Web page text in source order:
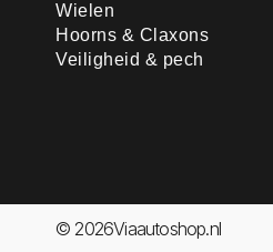
Wielen
Hoorns & Claxons
Veiligheid & pech
© 2026Viaautoshop.nl